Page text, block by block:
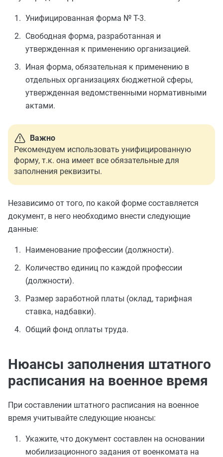
Унифицированная форма № Т-3.
Свободная форма, разработанная и
утвержденная к применению организацией.
Иная форма, обязательная к применению в
отдельных организациях бюджетной сферы,
утвержденная ведомственными нормативными
актами.
Важно
Рекомендуем использовать унифицированную
форму, т.к. она имеет все обязательные для
заполнения реквизиты.
Независимо от того, по какой форме составляется
документ, в него необходимо внести следующие
данные:
Наименование профессии (должности).
Количество единиц по каждой профессии
(должности).
Размер заработной платы (оклад, тарифная
ставка, надбавки).
Общий фонд оплаты труда.
Нюансы заполнения штатного
расписания на военное время
При составлении штатного расписания на военное
время учитывайте следующие нюансы:
Укажите, что документ составлен на основании
мобилизационного задания от военкомата на